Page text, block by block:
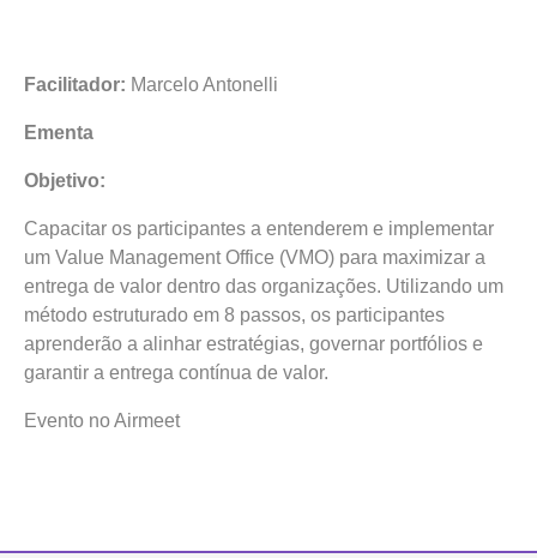
Facilitador: Marcelo Antonelli
Ementa
Objetivo:
Capacitar os participantes a entenderem e implementar
um Value Management Office (VMO) para maximizar a
entrega de valor dentro das organizações. Utilizando um
método estruturado em 8 passos, os participantes
aprenderão a alinhar estratégias, governar portfólios e
garantir a entrega contínua de valor.
Evento no Airmeet